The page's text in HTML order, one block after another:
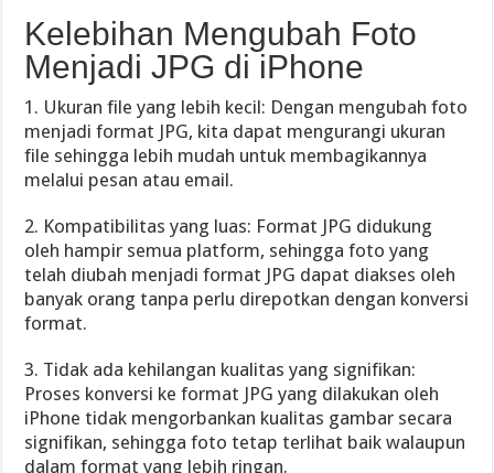
Kelebihan Mengubah Foto
Menjadi JPG di iPhone
1. Ukuran file yang lebih kecil: Dengan mengubah foto
menjadi format JPG, kita dapat mengurangi ukuran
file sehingga lebih mudah untuk membagikannya
melalui pesan atau email.
2. Kompatibilitas yang luas: Format JPG didukung
oleh hampir semua platform, sehingga foto yang
telah diubah menjadi format JPG dapat diakses oleh
banyak orang tanpa perlu direpotkan dengan konversi
format.
3. Tidak ada kehilangan kualitas yang signifikan:
Proses konversi ke format JPG yang dilakukan oleh
iPhone tidak mengorbankan kualitas gambar secara
signifikan, sehingga foto tetap terlihat baik walaupun
dalam format yang lebih ringan.